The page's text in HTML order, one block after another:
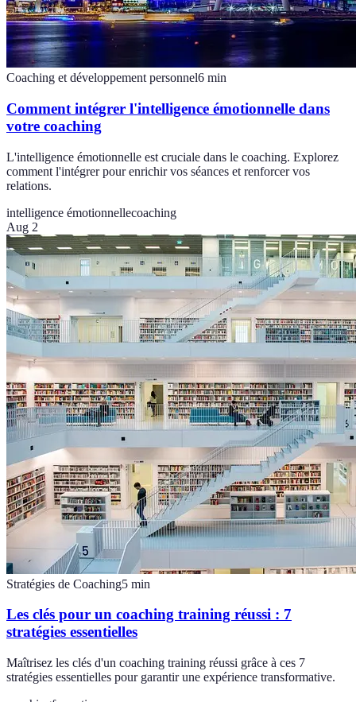
Coaching et développement personnel6 min
Comment intégrer l'intelligence émotionnelle dans
votre coaching
L'intelligence émotionnelle est cruciale dans le coaching. Explorez
comment l'intégrer pour enrichir vos séances et renforcer vos
relations.
intelligence émotionnellecoaching
Aug 2
Stratégies de Coaching5 min
Les clés pour un coaching training réussi : 7
stratégies essentielles
Maîtrisez les clés d'un coaching training réussi grâce à ces 7
stratégies essentielles pour garantir une expérience transformative.